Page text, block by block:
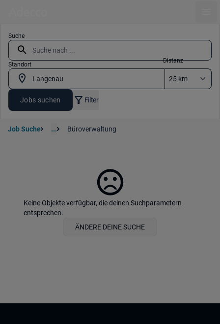
Suche
Standort
Distanz
Jobs suchen Filter
Job Suche ... Büroverwaltung
Keine Objekte verfügbar, die deinen Suchparametern
entsprechen.
ÄNDERE DEINE SUCHE